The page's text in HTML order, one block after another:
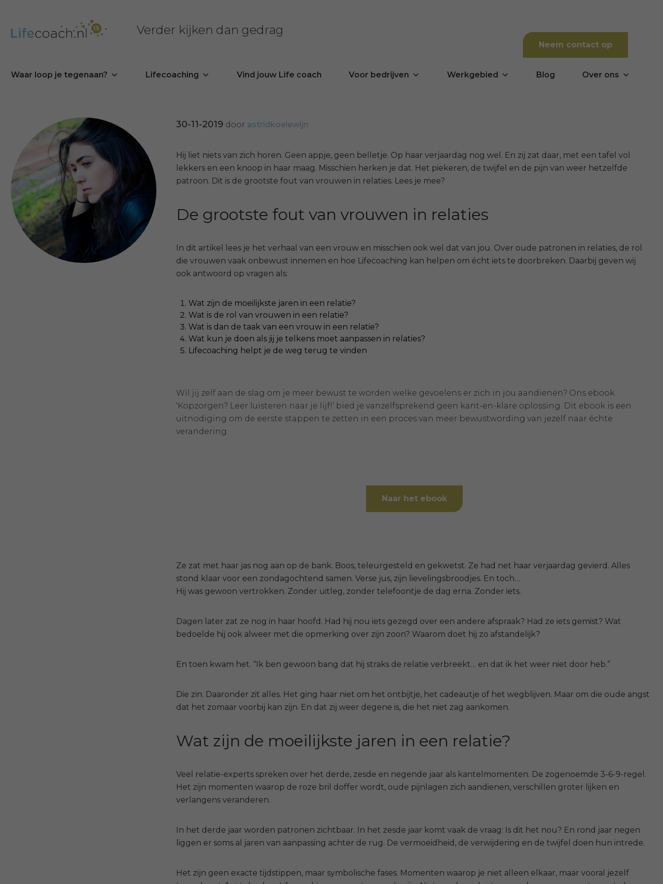
Verder kijken dan gedrag
Neem contact op
Waar loop je tegenaan? Lifecoaching Vind jouw Life coach Voor bedrijven Werkgebied Blog Over ons
30-11-2019 door astridkoelewijn
Hij liet niets van zich horen. Geen appje, geen belletje. Op haar verjaardag nog wel. En zij zat daar, met een tafel vol
lekkers en een knoop in haar maag. Misschien herken je dat. Het piekeren, de twijfel en de pijn van weer hetzelfde
patroon. Dit is de grootste fout van vrouwen in relaties. Lees je mee?
De grootste fout van vrouwen in relaties
In dit artikel lees je het verhaal van een vrouw en misschien ook wel dat van jou. Over oude patronen in relaties, de rol
die vrouwen vaak onbewust innemen en hoe Lifecoaching kan helpen om écht iets te doorbreken. Daarbij geven wij
ook antwoord op vragen als:
Wat zijn de moeilijkste jaren in een relatie?
Wat is de rol van vrouwen in een relatie?
Wat is dan de taak van een vrouw in een relatie?
Wat kun je doen als jij je telkens moet aanpassen in relaties?
Lifecoaching helpt je de weg terug te vinden
Wil jij zelf aan de slag om je meer bewust te worden welke gevoelens er zich in jou aandienen? Ons ebook
‘Kopzorgen? Leer luisteren naar je lijf!’ bied je vanzelfsprekend geen kant-en-klare oplossing. Dit ebook is een
uitnodiging om de eerste stappen te zetten in een proces van meer bewustwording van jezelf naar échte
verandering.
Naar het ebook
Ze zat met haar jas nog aan op de bank. Boos, teleurgesteld en gekwetst. Ze had net haar verjaardag gevierd. Alles
stond klaar voor een zondagochtend samen. Verse jus, zijn lievelingsbroodjes. En toch…
Hij was gewoon vertrokken. Zonder uitleg, zonder telefoontje de dag erna. Zonder iets.
Dagen later zat ze nog in haar hoofd. Had hij nou iets gezegd over een andere afspraak? Had ze iets gemist? Wat
bedoelde hij ook alweer met die opmerking over zijn zoon? Waarom doet hij zo afstandelijk?
En toen kwam het. “Ik ben gewoon bang dat hij straks de relatie verbreekt… en dat ik het weer niet door heb.”
Die zin. Daaronder zit alles. Het ging haar niet om het ontbijtje, het cadeautje of het wegblijven. Maar om die oude angst
dat het zomaar voorbij kan zijn. En dat zij weer degene is, die het niet zag aankomen.
Wat zijn de moeilijkste jaren in een relatie?
Veel relatie-experts spreken over het derde, zesde en negende jaar als kantelmomenten. De zogenoemde 3-6-9-regel.
Het zijn momenten waarop de roze bril doffer wordt, oude pijnlagen zich aandienen, verschillen groter lijken en
verlangens veranderen.
In het derde jaar worden patronen zichtbaar. In het zesde jaar komt vaak de vraag: Is dit het nou? En rond jaar negen
liggen er soms al jaren van aanpassing achter de rug. De vermoeidheid, de verwijdering en de twijfel doen hun intrede.
Het zijn geen exacte tijdstippen, maar symbolische fases. Momenten waarop je niet alleen elkaar, maar vooral jezelf